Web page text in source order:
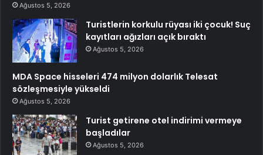
Ağustos 5, 2026
Turistlerin korkulu rüyası iki çocuk! Suç
kayıtları ağızları açık bıraktı
Ağustos 5, 2026
MDA Space hisseleri 474 milyon dolarlık Telesat
sözleşmesiyle yükseldi
Ağustos 5, 2026
Turist getirene otel indirimi vermeye
başladılar
Ağustos 5, 2026